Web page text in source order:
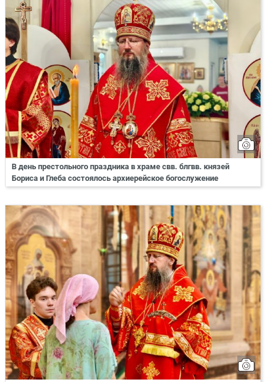
В день престольного праздника в храме свв. блгвв. князей
Бориса и Глеба состоялось архиерейское богослужение